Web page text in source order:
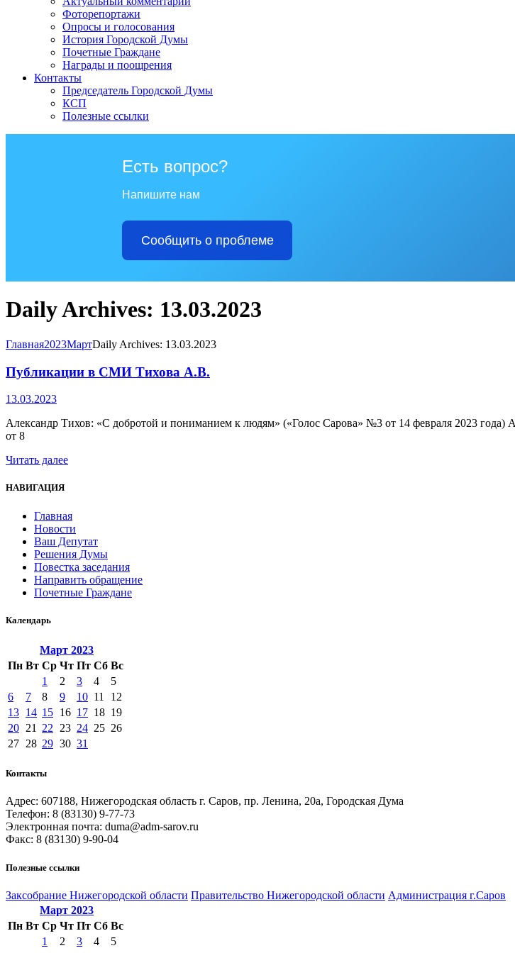
Фоторепортажи
Опросы и голосования
История Городской Думы
Почетные Граждане
Награды и поощрения
Контакты
Председатель Городской Думы
КСП
Полезные ссылки
Есть вопрос?
Напишите нам
Сообщить о проблеме
Daily Archives: 13.03.2023
Главная2023МартDaily Archives: 13.03.2023
Публикации в СМИ Тихова А.В.
13.03.2023
Александр Тихов: «С добротой и пониманием к людям» («Голос Сарова» №3 от 14 февраля 2023
от 8
Читать далее
НАВИГАЦИЯ
Главная
Новости
Ваш Депутат
Решения Думы
Повестка заседания
Направить обращение
Почетные Граждане
Календарь
Март 2023
Пн Вт Ср Чт Пт Сб Вс
1
2 3 4
5
6
7 8 9 10 11
12
13 14 15 16 17 18 19
20 21 22 23 24 25 26
27 28 29 30 31
Контакты
Адрес: 607188, Нижегородская область г. Саров, пр. Ленина, 20а, Городская Дума
Телефон: 8 (83130) 9-77-73
Электронная почта: duma@adm-sarov.ru
Факс: 8 (83130) 9-90-04
Полезные ссылки
Закcобрание Нижегородской области Правительство Нижегородской области Администрация г.Саров
Март 2023
Пн Вт Ср Чт Пт Сб Вс
1
2 3 4
5